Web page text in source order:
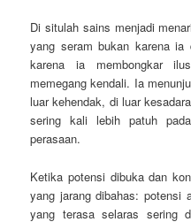
Di situlah sains menjadi
yang seram bukan karena ia
karena ia membongkar
memegang kendali. Ia
luar kehendak, di luar
sering kali lebih patuh
perasaan.
Ketika potensi dibuka dan
yang jarang dibahas: potensi
yang terasa selaras sering